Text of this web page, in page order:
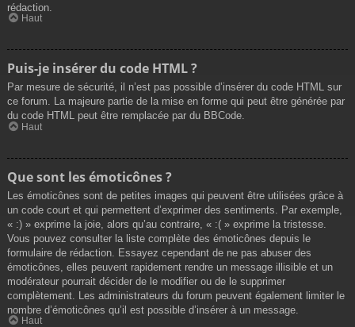
rédaction.
Haut
Puis-je insérer du code HTML ?
Par mesure de sécurité, il n’est pas possible d’insérer du code HTML sur
ce forum. La majeure partie de la mise en forme qui peut être générée par
du code HTML peut être remplacée par du BBCode.
Haut
Que sont les émoticônes ?
Les émoticônes sont de petites images qui peuvent être utilisées grâce à
un code court et qui permettent d’exprimer des sentiments. Par exemple,
« :) » exprime la joie, alors qu’au contraire, « :( » exprime la tristesse.
Vous pouvez consulter la liste complète des émoticônes depuis le
formulaire de rédaction. Essayez cependant de ne pas abuser des
émoticônes, elles peuvent rapidement rendre un message illisible et un
modérateur pourrait décider de le modifier ou de le supprimer
complètement. Les administrateurs du forum peuvent également limiter le
nombre d’émoticônes qu’il est possible d’insérer à un message.
Haut